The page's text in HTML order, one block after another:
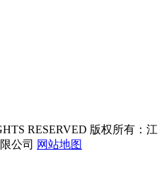
RESERVED 版权所有：江
公司 网站地图